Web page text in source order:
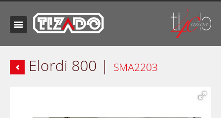
Elordi 800 | SMA2203